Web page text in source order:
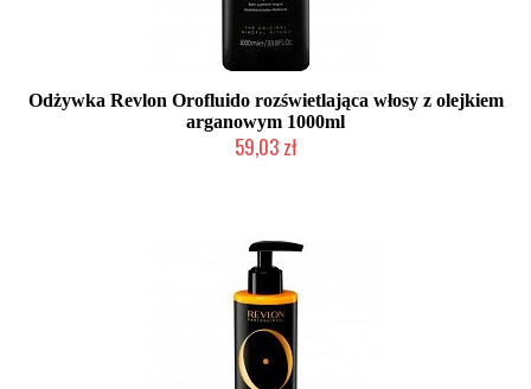
Odżywka Revlon Orofluido rozświetlająca włosy z olejkiem
arganowym 1000ml
59,03 zł